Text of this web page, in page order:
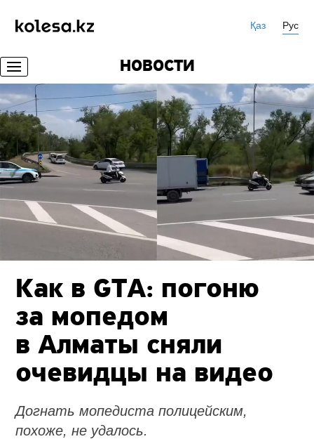
Қаз Рус
НОВОСТИ
Как в GTA: погоню
за мопедом
в Алматы сняли
очевидцы на видео
Догнать мопедиста полицейским,
похоже, не удалось.